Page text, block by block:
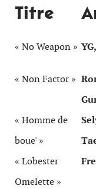
Titre
« No Weapon »
« Non Factor »
« Homme de
boue' »
« Lobester
Omelette »